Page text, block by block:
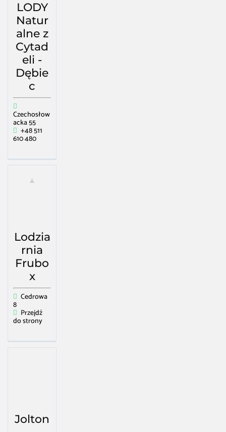
LODY
Natur
alne z
Cytad
eli -
Dębie
c
Czechosłow
acka 55
+48 511
610 480
Lodzia
rnia
Frubo
x
Cedrowa
8
Przejdź
do strony
Jolton